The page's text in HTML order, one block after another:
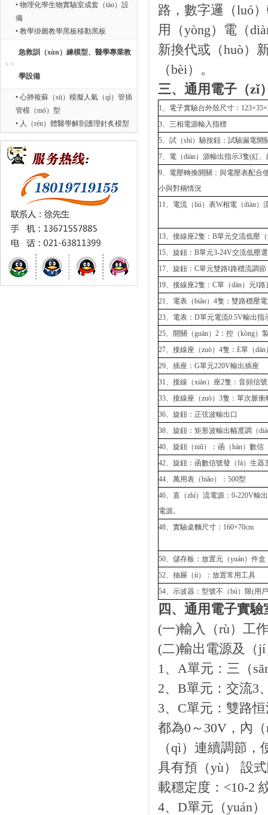
• 物理化學生物實驗室成套（tào）設
備
• 教學掛圖教學黑板移動黑板
急救訓（xùn）練模型、醫學專業教
學設備
• 心肺複蘇（sū）模擬人氣（qì）管插
管模（mó）型
• 人（rén）體醫學解剖護理針炙模型
路，數字邏（luó
用（yòng）電（
新換代或（huò）
（bèi）。
三、通用電子（zǐ
1、電子實驗台外殼尺寸：
3、三相電源輸入指標
5、試（shì）驗按鈕：試驗漏電開
7、電（diàn）源輸出指示3隻(紅
9、電壓轉換開關：與電壓表配合
小與對稱情況
11、電流（liú）表W相電（diàn）
13、接線座2隻：B單元交流低壓
15、旋鈕：B單元3-24V交流低壓
17、旋鈕：C單元雙路Ⅰ路穩流調節
19、接線座2隻：C單（dān）元Ⅰ
21、電表（biǎo）4隻：雙路穩壓
23、電表：D單元電流0.5V輸出指
25、開關（guān）2：控（kòng）
27、接線座（zuò）4隻：E單（
29、插座：G單元220V輸出插座
31、接線（xiàn）座2隻：音頻信
33、接線座（zuò）3隻：單次脈衝
36、旋鈕：正弦波輸出口
38、旋鈕：矩形波輸出幅度調（
40、旋鈕（niǔ）：函（hán）數
42、旋鈕：函數信號發（fā）生器
44、萬用表（biǎo）：500型
46、直（zhí）流電源：0-220V輸
電源。
48、實驗桌麵尺寸：160×70cm
50、儲存板：放置元（yuán）件盒
52、抽屜（tì）：放置常用工具
54、示波器：型號不（bú）限(用
四、通用電子實
(一)輸入（rù）工
(二)輸出電源及（
1、A單元：三（
2、B單元：交流3
3、C單元：雙路
都為0～30V，內
（qì）連續調節
具有預（yù） 設
載穩定度：<10-2
4、D單元（yuán